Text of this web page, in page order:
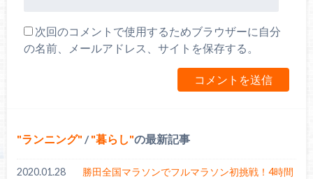
次回のコメントで使用するためブラウザーに自分
の名前、メールアドレス、サイトを保存する。
ランニング / 暮らし の最新記事
2020.01.28
勝田全国マラソンでフルマラソン初挑戦！4時間